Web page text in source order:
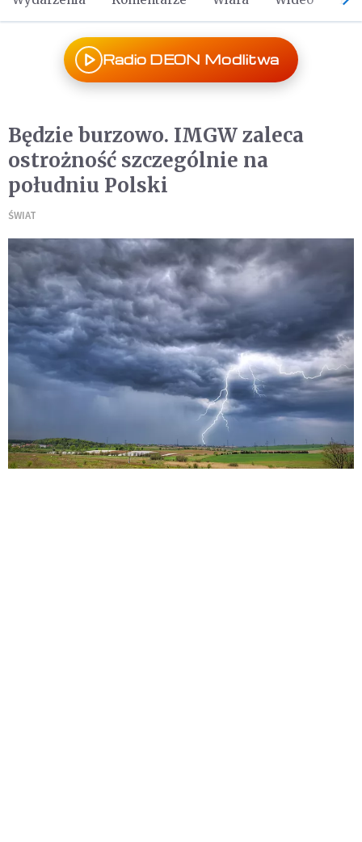
Radio DEON Modlitwa
Będzie burzowo. IMGW zaleca
ostrożność szczególnie na
południu Polski
ŚWIAT